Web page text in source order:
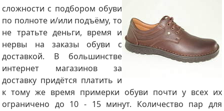
сложности с подбором обуви
по полноте и/или подъёму, то
не тратьте деньги, время и
нервы на заказы обуви с
доставкой. В большинстве
интернет магазинов за
доставку придётся платить и
к тому же время примерки обуви почти у всех их
ограничено до 10 - 15 минут. Количество пар для